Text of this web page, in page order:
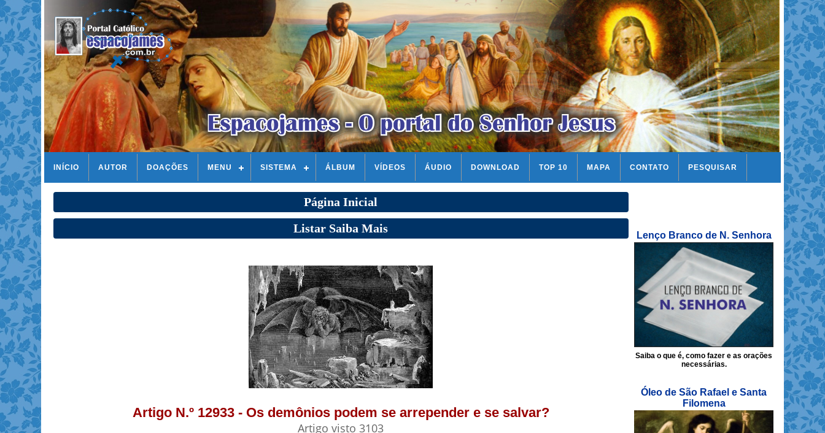
INÍCIO AUTOR DOAÇÕES MENU SISTEMA ÁLBUM VÍDEOS ÁUDIO DOWNLOAD TOP 10 MAPA CONTATO PESQUISAR
Página Inicial
Listar Saiba Mais
Artigo N.º 12933 - Os demônios podem se arrepender e se salvar?
Artigo visto 3103
Lenço Branco de N. Senhora
Saiba o que é, como fazer e as orações
necessárias.
Óleo de São Rafael e Santa
Filomena